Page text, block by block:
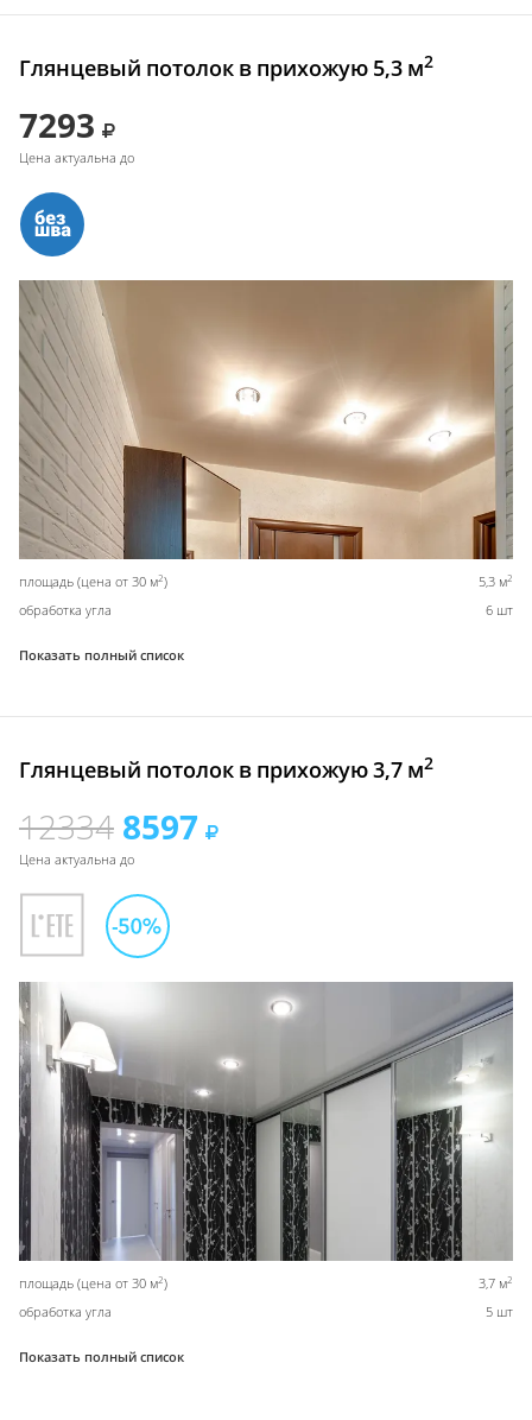
Глянцевый потолок в прихожую 5,3 м2
7293
Цена актуальна до
площадь (цена от 30 м2) 5,3 м2
обработка угла 6 шт
Показать полный список
Глянцевый потолок в прихожую 3,7 м2
12334 8597
Цена актуальна до
площадь (цена от 30 м2) 3,7 м2
обработка угла 5 шт
Показать полный список